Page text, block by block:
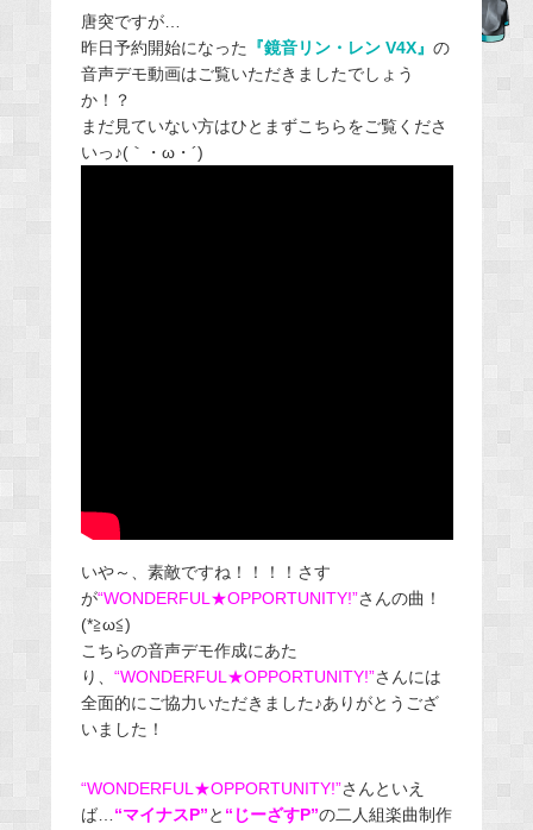
e
b
o
唐突ですが…
昨日予約開始になった 『鏡音リン・レン V4X』 の
音声デモ動画はご覧いただきましたでしょう
か！？
まだ見ていない方はひとまずこちらをご覧くださ
いっ♪(｀・ω・´)
いや～、素敵ですね！！！！さす
が“WONDERFUL★OPPORTUNITY!”さんの曲！
(*≧ω≦)
こちらの音声デモ作成にあた
り、 “WONDERFUL★OPPORTUNITY!”さんには
全面的にご協力いただきました♪ありがとうござ
いました！
“WONDERFUL★OPPORTUNITY!”さんといえ
ば…“マイナスP”と “じーざすP”の二人組楽曲制作